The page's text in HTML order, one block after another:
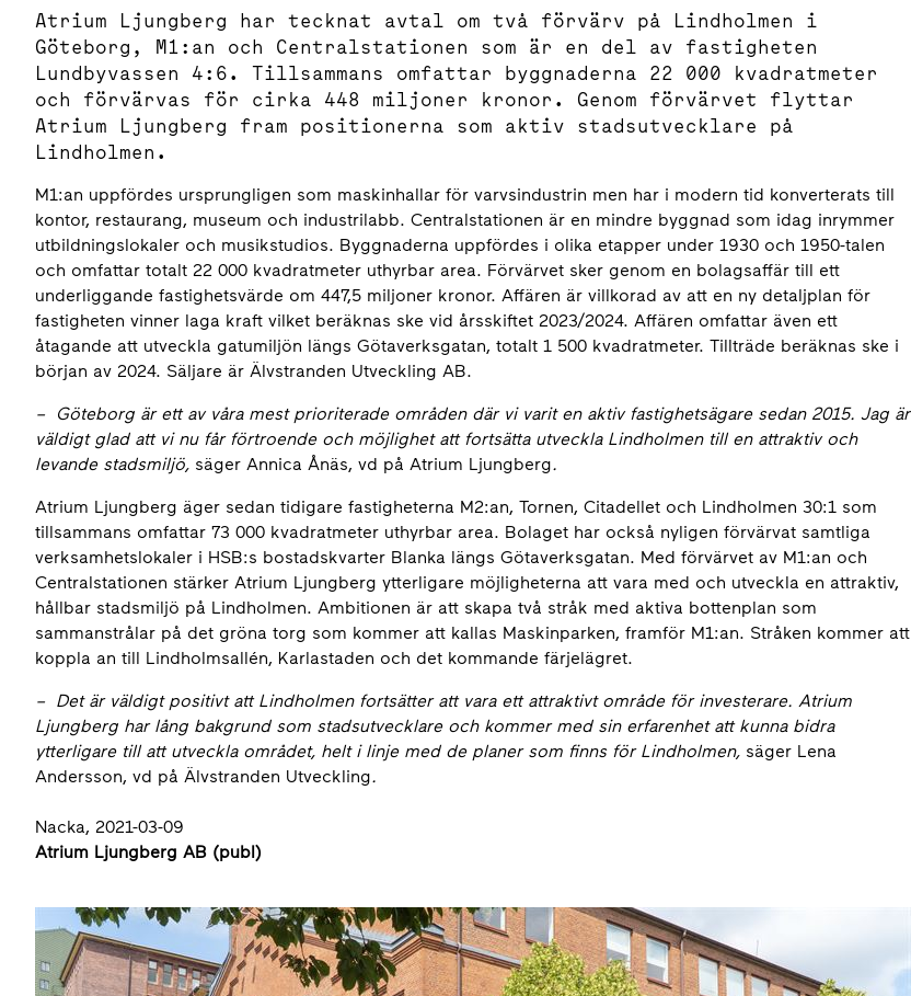
Atrium Ljungberg har tecknat avtal om två förvärv på Lindholmen i
Göteborg, M1:an och Centralstationen som är en del av fastigheten
Lundbyvassen 4:6. Tillsammans omfattar byggnaderna 22 000 kvadratmeter
och förvärvas för cirka 448 miljoner kronor. Genom förvärvet flyttar
Atrium Ljungberg fram positionerna som aktiv stadsutvecklare på
Lindholmen.
M1:an uppfördes ursprungligen som maskinhallar för varvsindustrin men har i modern tid konverterats till
kontor, restaurang, museum och industrilabb. Centralstationen är en mindre byggnad som idag inrymmer
utbildningslokaler och musikstudios. Byggnaderna uppfördes i olika etapper under 1930 och 1950-talen
och omfattar totalt 22 000 kvadratmeter uthyrbar area. Förvärvet sker genom en bolagsaffär till ett
underliggande fastighetsvärde om 447,5 miljoner kronor. Affären är villkorad av att en ny detaljplan för
fastigheten vinner laga kraft vilket beräknas ske vid årsskiftet 2023/2024. Affären omfattar även ett
åtagande att utveckla gatumiljön längs Götaverksgatan, totalt 1 500 kvadratmeter. Tillträde beräknas ske i
början av 2024. Säljare är Älvstranden Utveckling AB.
– Göteborg är ett av våra mest prioriterade områden där vi varit en aktiv fastighetsägare sedan 2015. Jag är
väldigt glad att vi nu får förtroende och möjlighet att fortsätta utveckla Lindholmen till en attraktiv och
levande stadsmiljö, säger Annica Ånäs, vd på Atrium Ljungberg.
Atrium Ljungberg äger sedan tidigare fastigheterna M2:an, Tornen, Citadellet och Lindholmen 30:1 som
tillsammans omfattar 73 000 kvadratmeter uthyrbar area. Bolaget har också nyligen förvärvat samtliga
verksamhetslokaler i HSB:s bostadskvarter Blanka längs Götaverksgatan. Med förvärvet av M1:an och
Centralstationen stärker Atrium Ljungberg ytterligare möjligheterna att vara med och utveckla en attraktiv,
hållbar stadsmiljö på Lindholmen. Ambitionen är att skapa två stråk med aktiva bottenplan som
sammanstrålar på det gröna torg som kommer att kallas Maskinparken, framför M1:an. Stråken kommer att
koppla an till Lindholmsallén, Karlastaden och det kommande färjelägret.
– Det är väldigt positivt att Lindholmen fortsätter att vara ett attraktivt område för investerare. Atrium
Ljungberg har lång bakgrund som stadsutvecklare och kommer med sin erfarenhet att kunna bidra
ytterligare till att utveckla området, helt i linje med de planer som finns för Lindholmen, säger Lena
Andersson, vd på Älvstranden Utveckling.
Nacka, 2021-03-09
Atrium Ljungberg AB (publ)